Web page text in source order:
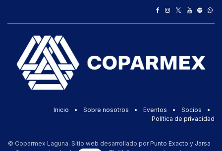
Inicio • Sobre nosotros • Eventos • Socios
•
Política de privacidad
© Coparmex Laguna. Sitio web desarrollado por Punto Exacto y Jarsa